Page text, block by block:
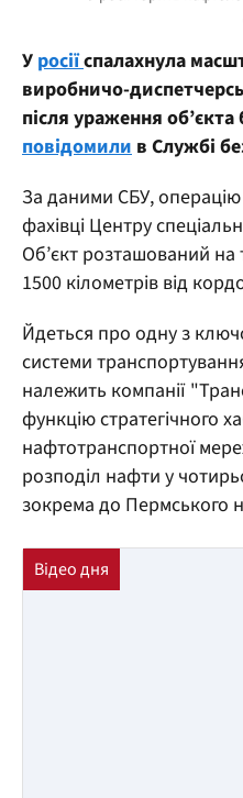
У росіїспалахнула
виробничо-
після ураження
повідомили в Службі
За даними СБУ, операцію
фахівці Центру
Об’єкт розташований на
1500 кілометрів від
Йдеться про одну з
системи
належить компанії
функцію стратегічного
нафтотранспортної
розподіл нафти у
зокрема до Пермського